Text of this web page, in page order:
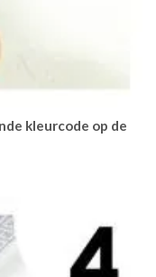
kleurcode op de